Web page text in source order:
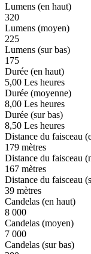
Lumens (en haut)
320
Lumens (moyen)
225
Lumens (sur bas)
175
Durée (en haut)
5,00 Les heures
Durée (moyenne)
8,00 Les heures
Durée (sur bas)
8,50 Les heures
Distance du faisceau
179 mètres
Distance du faisceau
167 mètres
Distance du faisceau
39 mètres
Candelas (en haut)
8 000
Candelas (moyen)
7 000
Candelas (sur bas)